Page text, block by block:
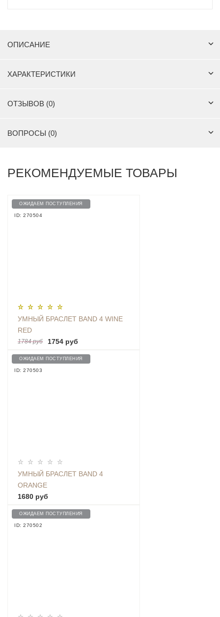
ОПИСАНИЕ
ХАРАКТЕРИСТИКИ
ОТЗЫВОВ (0)
ВОПРОСЫ (0)
РЕКОМЕНДУЕМЫЕ ТОВАРЫ
ОЖИДАЕМ ПОСТУПЛЕНИЯ
ID: 270504
УМНЫЙ БРАСЛЕТ BAND 4 WINE
RED
1784 руб 1754 руб
ОЖИДАЕМ ПОСТУПЛЕНИЯ
ID: 270503
УМНЫЙ БРАСЛЕТ BAND 4
ORANGE
1680 руб
ОЖИДАЕМ ПОСТУПЛЕНИЯ
ID: 270502